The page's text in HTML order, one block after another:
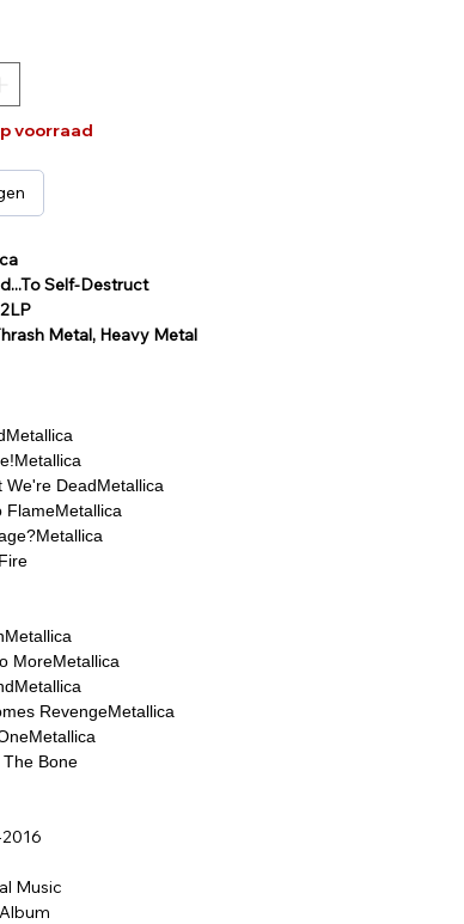
voorraad
Self-Destruct
Metal, Heavy Metal
We're DeadMetallica
FlameMetallica
MoreMetallica
RevengeMetallica
Bone
2016
Music